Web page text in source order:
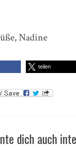
Nadine
teilen
dich auch